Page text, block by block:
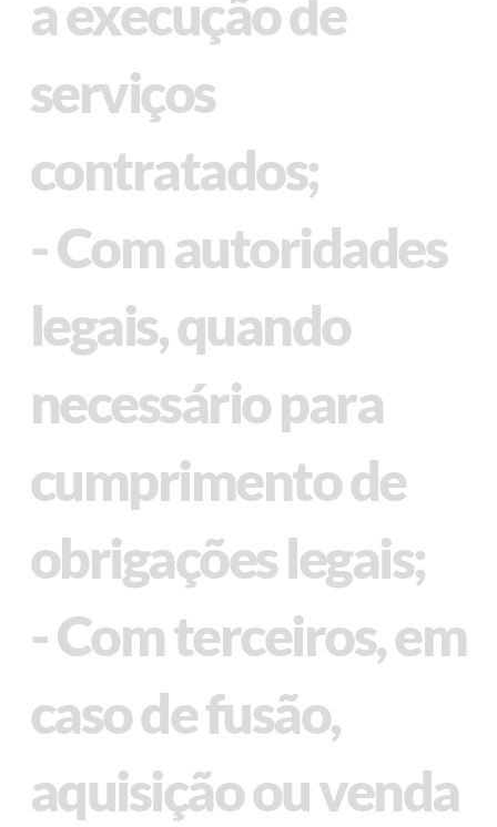
a execução de
serviços
contratados;
- Com autoridades
legais, quando
necessário para
cumprimento de
obrigações legais;
- Com terceiros, em
caso de fusão,
aquisição ou venda